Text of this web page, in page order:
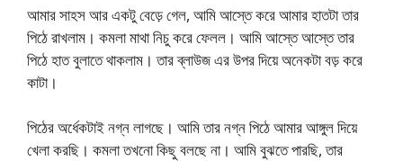
আমার সাহস আর একটু বেড়ে গেল, আমি আস্তে করে আমার হাতটা তার
পিঠে রাখলাম। কমলা মাথা নিচু করে ফেলল। আমি আস্তে আস্তে তার
পিঠে হাত বুলাতে থাকলাম। তার ব্লাউজ এর উপর দিয়ে অনেকটা বড় করে
কাটা।
পিঠের অর্ধেকটাই নগ্ন লাগছে। আমি তার নগ্ন পিঠে আমার আঙ্গুল দিয়ে
খেলা করছি। কমলা তখনো কিছু বলছে না। আমি বুঝতে পারছি, তার